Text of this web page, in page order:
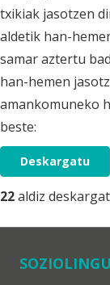
txikiak jasotzen
aldetik han-
samar aztertu
han-hemen
amankomuneko
beste:
Deskargatu
22aldiz